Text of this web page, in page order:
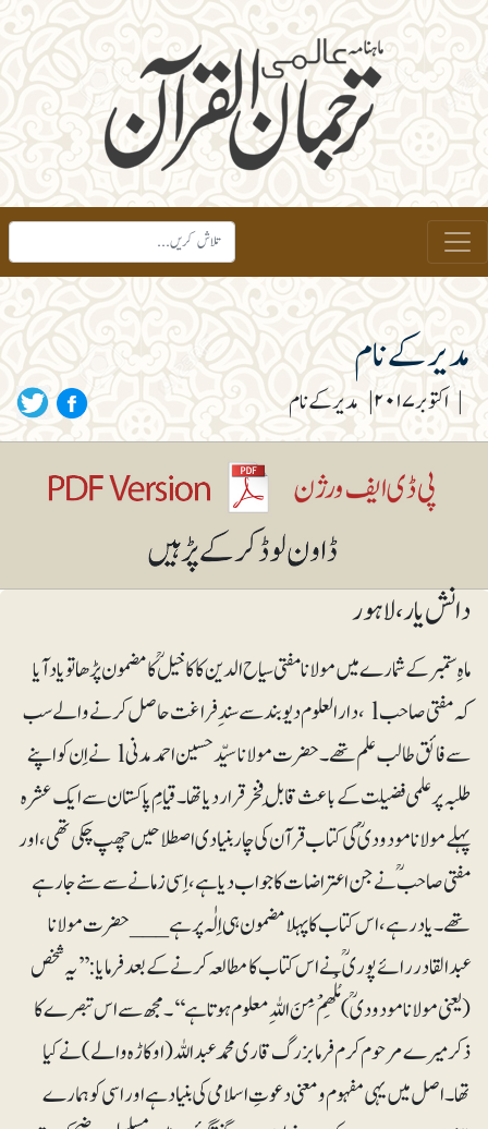
مدیر کے نام
اکتوبر ۲۰۱۷ | مدیر کے نام
دانش یار ، لاہور
ماہِ ستمبر کے شمارے میں مولانا مفتی سیاح الدین کاکاخیل ؒ کا مضمون پڑھا تو یاد آیا
کہ مفتی صاحبl ، دارالعلوم دیوبند سے سند ِ فراغت حاصل کرنے والے سب
سے فائق طالب علم تھے۔ حضرت مولانا سیّد حسین احمد مدنیl نے اِن کو اپنے
طلبہ پر علمی فضیلت کے باعث قابلِ فخر قرار دیا تھا۔ قیامِ پاکستان سے ایک عشرہ
پہلے مولانا مودودیؒ کی کتاب قرآن کی چار بنیادی اصطلاحیں چھپ چکی تھی،اور
مفتی صاحبؒ نے جن اعتراضات کا جواب دیا ہے، اِسی زمانے سے سنے جارہے
تھے۔ یاد رہے، اس کتاب کا پہلامضمون ہی اِلٰہ پر ہے___ حضرت مولانا
عبدالقادر رائے پوریؒ نے اس کتاب کا مطالعہ کرنے کے بعد فرمایا: ’’یہ شخص
(یعنی مولانا مودودیؒ) مُلْھِمْ مِنَ اللہِ معلوم ہوتا ہے‘‘۔ مجھ سے اس تبصرے کا
ذکر میرے مرحوم کرم فرما بزرگ قاری محمد عبداللہ (اوکاڑہ والے) نے کیا
تھا۔ اصل میں یہی مفہوم و معنی دعوتِ اسلامی کی بنیاد ہے اور اسی کو ہمارے